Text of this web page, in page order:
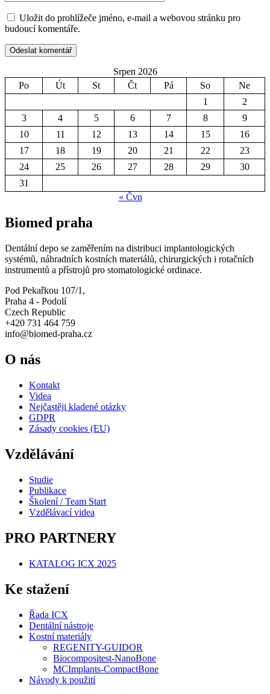
Uložit do prohlížeče jméno, e-mail a webovou stránku pro
budoucí komentáře.
Srpen 2026
Po
Út St Čt Pá So
Ne
1
2
3
4 5 6 7 8
9
10
11 12 13 14 15
16
17
18 19 20 21 22
23
24
25 26 27 28 29
30
31
« Čvn
Biomed praha
Dentální depo se zaměřením na distribuci implantologických
systémů, náhradních kostních materiálů, chirurgických i rotačních
instrumentů a přístrojů pro stomatologické ordinace.
Pod Pekařkou 107/1,
Praha 4 - Podolí
Czech Republic
+420 731 464 759
info@biomed-praha.cz
O nás
Kontakt
Videa
Nejčastěji kladené otázky
GDPR
Zásady cookies (EU)
Vzdělávání
Studie
Publikace
Školení / Team Start
Vzdělávací videa
PRO PARTNERY
KATALOG ICX 2025
Ke stažení
Řada ICX
Dentální nástroje
Kostní materiály
REGENITY-GUIDOR
Biocompositest-NanoBone
MCImplants-CompactBone
Návody k použití